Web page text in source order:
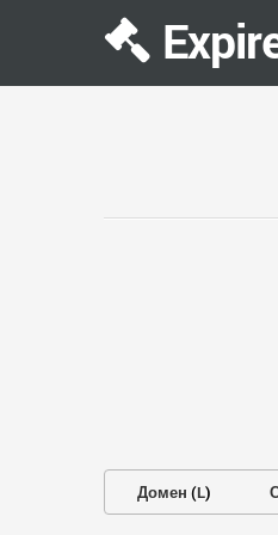
Домен (L)